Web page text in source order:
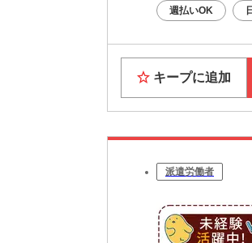
週払いOK
キープに追加
派遣労働者